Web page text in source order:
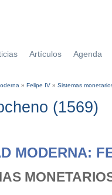
Artículos Agenda
» Felipe IV » Sistemas
(1569)
MODERNA: